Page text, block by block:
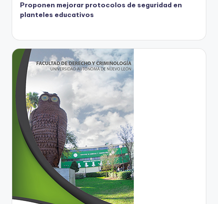
Proponen mejorar protocolos de seguridad en
planteles educativos